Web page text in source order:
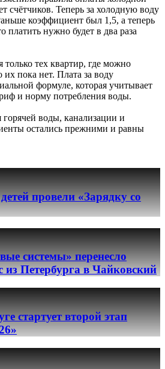
счётчиков. Теперь за холодную воду
коэффициент был 1,5, а теперь
платить нужно будет в два раза
тех квартир, где можно
их пока нет. Плата за воду
формуле, которая учитывает
и норму потребления воды.
воды, канализации и
остались прежними и равны
провели «Зарядку со
системы» перенесло
из Петербурга в Чайковский
стартует второй этап